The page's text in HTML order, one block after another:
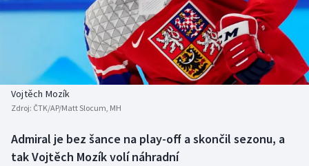
Baseball a softbal
Basketbal
Biatlon
Box
Historické návraty
Aplikace ČT sport
Vojtěch Mozík
Zdroj: ČTK/AP/Matt Slocum, MH
Admiral je bez šance na play-off a skončil sezonu, a
tak Vojtěch Mozík volí náhradní